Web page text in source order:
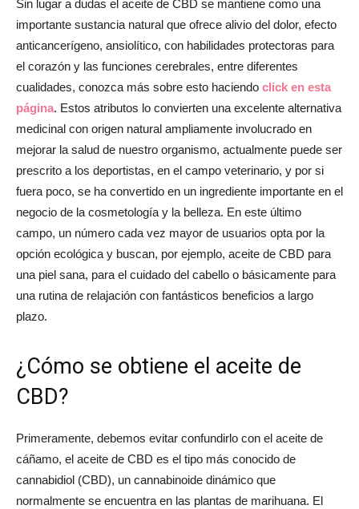
moda
y
belleza
del
Sin lugar a dudas el aceite de CBD se mantiene como una
importante sustancia natural que ofrece alivio del dolor, efecto
anticancerígeno, ansiolítico, con habilidades protectoras para
el corazón y las funciones cerebrales, entre diferentes
cualidades, conozca más sobre esto haciendo click en esta
página. Estos atributos lo convierten una excelente alternativa
medicinal con origen natural ampliamente involucrado en
mejorar la salud de nuestro organismo, actualmente puede ser
prescrito a los deportistas, en el campo veterinario, y por si
fuera poco, se ha convertido en un ingrediente importante en el
negocio de la cosmetología y la belleza. En este último
campo, un número cada vez mayor de usuarios opta por la
opción ecológica y buscan, por ejemplo, aceite de CBD para
una piel sana, para el cuidado del cabello o básicamente para
una rutina de relajación con fantásticos beneficios a largo
plazo.
¿Cómo se obtiene el aceite de
CBD?
Primeramente, debemos evitar confundirlo con el aceite de
cáñamo, el aceite de CBD es el tipo más conocido de
cannabidiol (CBD), un cannabinoide dinámico que
normalmente se encuentra en las plantas de marihuana. El